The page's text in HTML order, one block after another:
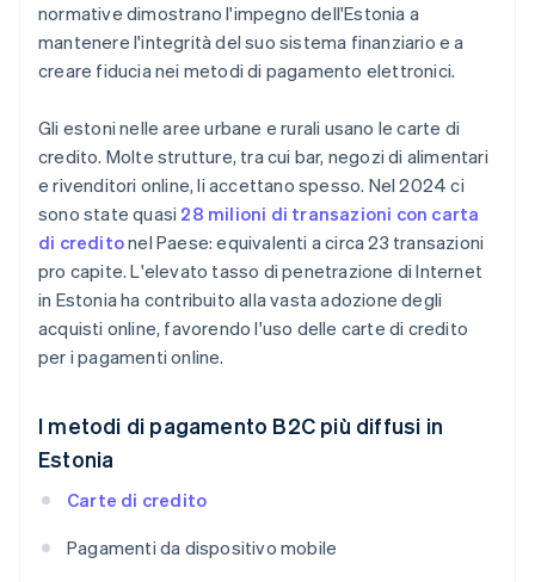
normative dimostrano l'impegno dell'Estonia a
mantenere l'integrità del suo sistema finanziario e a
creare fiducia nei metodi di pagamento elettronici.
Gli estoni nelle aree urbane e rurali usano le carte di
credito. Molte strutture, tra cui bar, negozi di alimentari
e rivenditori online, li accettano spesso. Nel 2024 ci
sono state quasi 28 milioni di transazioni con carta
di creditonel Paese: equivalenti a circa 23 transazioni
pro capite. L'elevato tasso di penetrazione di Internet
in Estonia ha contribuito alla vasta adozione degli
acquisti online, favorendo l'uso delle carte di credito
per i pagamenti online.
I metodi di pagamento B2C più diffusi in
Estonia
Carte di credito
Pagamenti da dispositivo mobile